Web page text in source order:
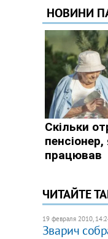
ЧИТАЙТЕ
19 февраля 2010,
Зварич